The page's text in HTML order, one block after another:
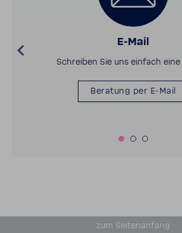
E-​Mail
Schreiben Sie uns einfach eine
Bera­tung per E-​Mail
zum Seiten­an­fang